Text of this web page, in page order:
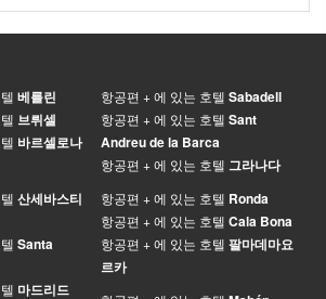
베를린
브뤼셀
바르셀로나
항공편 + 에 있는 호텔 Sabadell
항공편 + 에 있는 호텔 Sant
Andreu de la Barca
항공편 + 에 있는 호텔 그라나다
산세바스티
Santa
마드리드
항공편 + 에 있는 호텔 Ronda
항공편 + 에 있는 호텔 Cala Bona
항공편 + 에 있는 호텔 팔마데마요
르카